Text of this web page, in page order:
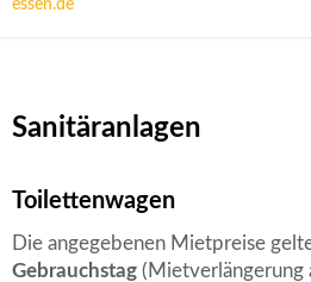
Sanitäranlagen
Toilettenwagen
Die angegebenen Mietpreise
Gebrauchstag (Mietverlängerung